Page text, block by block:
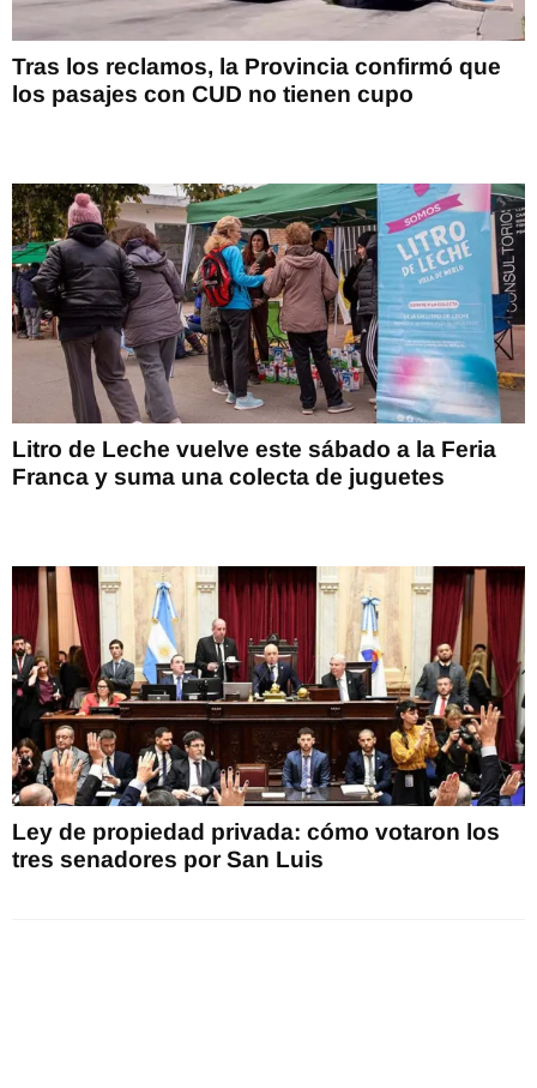
Tras los reclamos, la Provincia confirmó que
los pasajes con CUD no tienen cupo
Litro de Leche vuelve este sábado a la Feria
Franca y suma una colecta de juguetes
Ley de propiedad privada: cómo votaron los
tres senadores por San Luis